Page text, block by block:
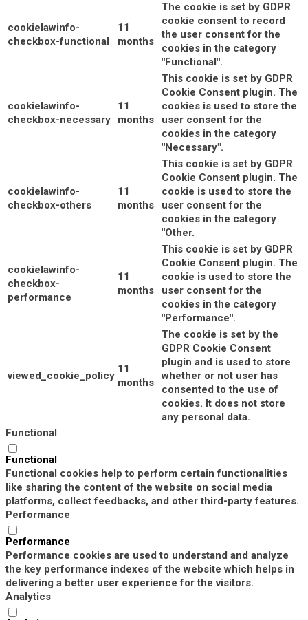
cookielawinfo-
checkbox-functional
11
months
The cookie is set by GDPR
cookie consent to record
the user consent for the
cookies in the category
"Functional".
cookielawinfo-
checkbox-necessary
11
months
This cookie is set by GDPR
Cookie Consent plugin. The
cookies is used to store the
user consent for the
cookies in the category
"Necessary".
cookielawinfo-
checkbox-others
11
months
This cookie is set by GDPR
Cookie Consent plugin. The
cookie is used to store the
user consent for the
cookies in the category
"Other.
cookielawinfo-
checkbox-
performance
11
months
This cookie is set by GDPR
Cookie Consent plugin. The
cookie is used to store the
user consent for the
cookies in the category
"Performance".
viewed_cookie_policy
11
months
The cookie is set by the
GDPR Cookie Consent
plugin and is used to store
whether or not user has
consented to the use of
cookies. It does not store
any personal data.
Functional
Functional
Functional cookies help to perform certain functionalities
like sharing the content of the website on social media
platforms, collect feedbacks, and other third-party features.
Performance
Performance
Performance cookies are used to understand and analyze
the key performance indexes of the website which helps in
delivering a better user experience for the visitors.
Analytics